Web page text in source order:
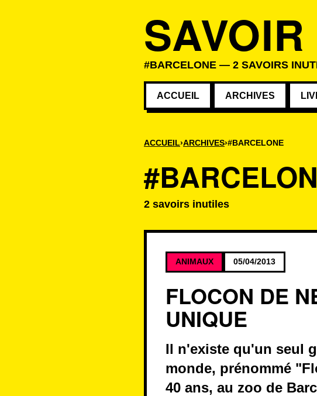
#BARCELONE — 2 SAVOIRS
ACCUEIL ARCHIVES
ACCUEIL ARCHIVES #BARCELONE
2 savoirs inutiles
Savoirs associés au
ANIMAUX 05/04/2013
FLOCON DE
UNIQUE
Il n'existe qu'un seul
monde, prénommé
40 ans, au zoo de